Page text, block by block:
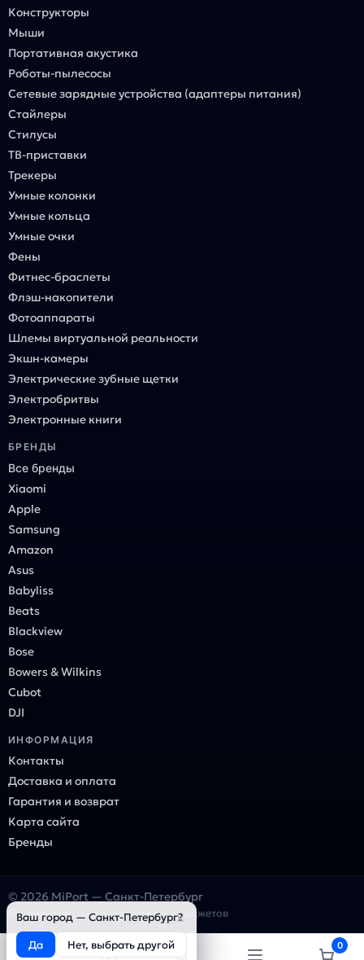
Конструкторы
Мыши
Портативная акустика
Роботы-пылесосы
Сетевые зарядные устройства (адаптеры питания)
Стайлеры
Стилусы
ТВ-приставки
Трекеры
Умные колонки
Умные кольца
Умные очки
Фены
Фитнес-браслеты
Флэш-накопители
Фотоаппараты
Шлемы виртуальной реальности
Экшн-камеры
Электрические зубные щетки
Электробритвы
Электронные книги
БРЕНДЫ
Все бренды
Xiaomi
Apple
Samsung
Amazon
Asus
Babyliss
Beats
Blackview
Bose
Bowers & Wilkins
Cubot
DJI
ИНФОРМАЦИЯ
Контакты
Доставка и оплата
Гарантия и возврат
Карта сайта
Бренды
© 2026 MiPort — Санкт-Петербург
Онлайн-магазин электроники и гаджетов
0
Ваш город — Санкт-Петербург?
Да
Нет, выбрать другой
×